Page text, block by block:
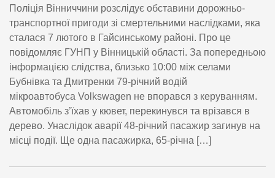
Поліція Вінниччини розслідує обставини дорожньо-
транспортної пригоди зі смертельними наслідками, яка
сталася 7 лютого в Гайсинському районі. Про це
повідомляє ГУНП у Вінницькій області. За попередньою
інформацією слідства, близько 10:00 між селами
Бубнівка та Дмитренки 79-річний водій
мікроавтобуса Volkswagen не впорався з керуванням.
Автомобіль з’їхав у кювет, перекинувся та врізався в
дерево. Унаслідок аварії 48-річний пасажир загинув на
місці події. Ще одна пасажирка, 65-річна […]